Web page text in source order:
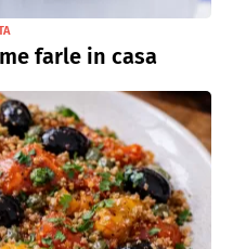
farle in casa